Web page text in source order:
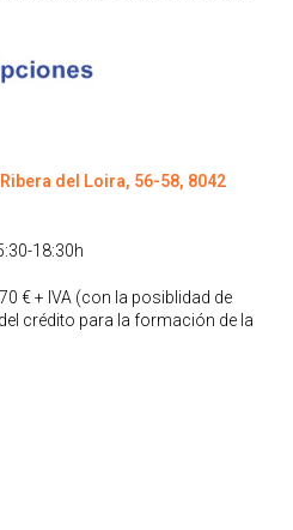
del Loira, 56-58, 8042
18:30h
70 € + IVA (con la posiblidad de
crédito para la formación de la